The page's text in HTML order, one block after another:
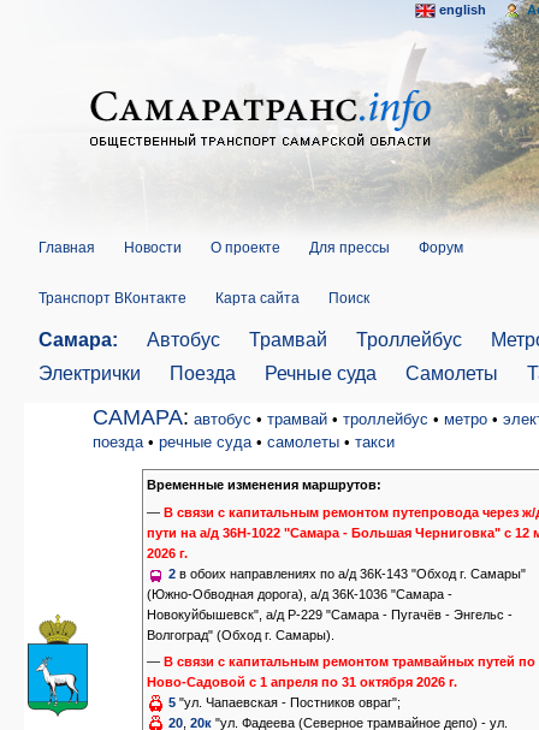
Главная Новости О проекте Для прессы Форум
Транспорт ВКонтакте Карта сайта Поиск
Самара: Автобус Трамвай Троллейбус
Электрички
Поезда Речные суда Самолеты
САМАРА: автобус • трамвай • троллейбус • метро •
поезда • речные суда • самолеты • такси
Временные изменения маршрутов:
—В связи с капитальным ремонтом путепровода через ж/
пути на а/д 36Н-1022 "Самара - Большая Черниговка" с 12
2026 г.
2 в обоих направлениях по а/д 36К-143 "Обход г. Самары"
(Южно-Обводная дорога), а/д 36К-1036 "Самара -
Новокуйбышевск", а/д Р-229 "Самара - Пугачёв - Энгельс -
Волгоград" (Обход г. Самары).
— В связи с капитальным ремонтом трамвайных путей по
Ново-Садовой с 1 апреля по 31 октября 2026 г.
5 "ул. Чапаевская - Постников овраг";
20 ,20к "ул. Фадеева (Северное трамвайное депо) - ул.
english